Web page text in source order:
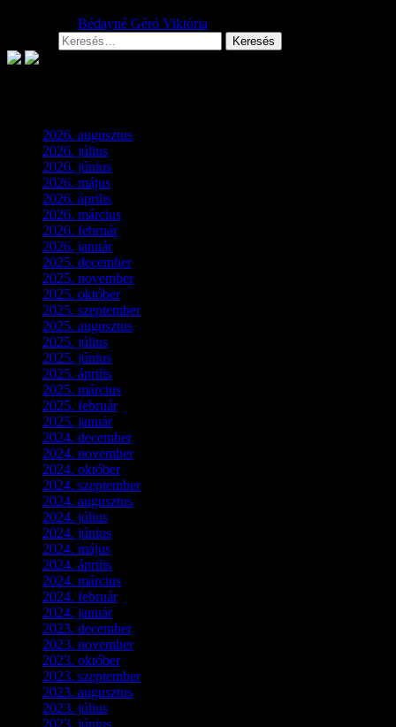
Bédayné Géró Viktória
2026. augusztus
2026. július
2026. június
2026. május
2026. április
2026. március
2026. február(4)
2026. január(2)
2025. december(4)
2025. november(3)
2025. október(3)
2025. szeptember(5)
2025. augusztus
2025. július
2025. június
2025. április
2025. március
2025. február(7)
2025. január(3)
2024. december(3)
2024. november(7)
2024. október(6)
2024. szeptember(4)
2024. augusztus
2024. július
2024. június
2024. május
2024. április
2024. március
2024. február(9)
2024. január(3)
2023. december(1)
2023. november(1)
2023. október(5)
2023. szeptember(3)
2023. augusztus
2023. július
2023. június